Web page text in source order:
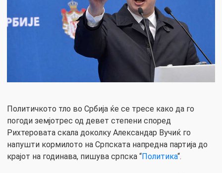
Политичкото тло во Србија ќе се тресе како да го
погоди земјотрес од девет степени според
Рихтеровата скала доколку Александар Вучиќ го
напушти кормилото на Српската напредна партија до
крајот на годинава, пишува српска “Политика“.